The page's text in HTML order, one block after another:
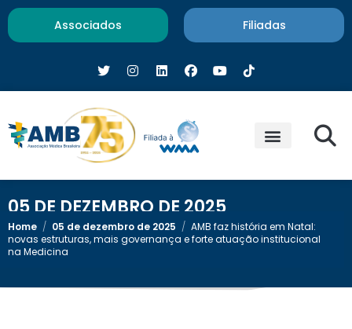
Associados Filiadas
05 DE DEZEMBRO DE 2025
Home / 05 de dezembro de 2025 / AMB faz história em Natal:
novas estruturas, mais governança e forte atuação institucional
na Medicina